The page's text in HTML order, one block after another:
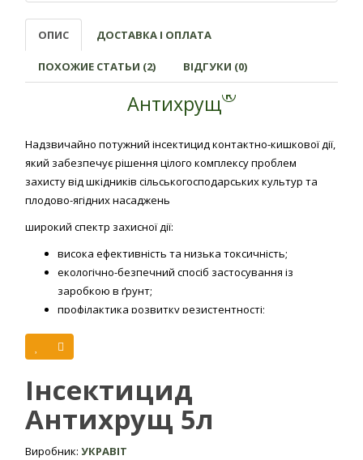
ОПИС ДОСТАВКА І ОПЛАТА
ПОХОЖИЕ СТАТЬИ (2) ВІДГУКИ (0)
Антихрущ®
Надзвичайно потужний інсектицид контактно-кишкової дії,
який забезпечує рішення цілого комплексу проблем
захисту від шкідників сільськогосподарських культур та
плодово-ягідних насаджень
широкий спектр захисної дії:
висока ефективність та низька токсичність;
екологічно-безпечний спосіб застосування із
заробкою в ґрунт;
профілактика розвитку резистентності;
тривалий термін захисної дії;
для культури при рекомендованому застосуванні);
сильна акарицидна дія;
ефективний проти основних стадій розвитку
шкідників: личинки, дорослі особини.
Інсектицид
Антихрущ 5л
Виробник: УКРАВІТ